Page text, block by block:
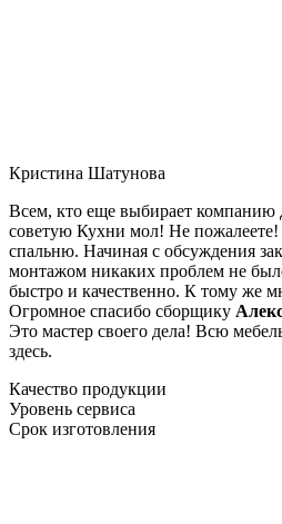
Кристина Шатунова
Всем, кто еще выбирает компанию
советую Кухни мол! Не
спальню. Начиная с обсуждения
монтажом никаких проблем не
быстро и качественно. К тому же
Огромное спасибо сборщику
Это мастер своего дела! Всю
здесь.
Качество продукции
Уровень сервиса
Срок изготовления